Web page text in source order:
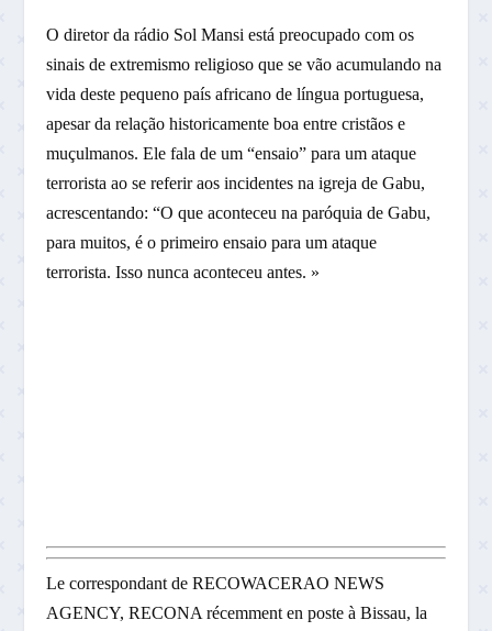
O diretor da rádio Sol Mansi está preocupado com os
sinais de extremismo religioso que se vão acumulando na
vida deste pequeno país africano de língua portuguesa,
apesar da relação historicamente boa entre cristãos e
muçulmanos. Ele fala de um “ensaio” para um ataque
terrorista ao se referir aos incidentes na igreja de Gabu,
acrescentando: “O que aconteceu na paróquia de Gabu,
para muitos, é o primeiro ensaio para um ataque
terrorista. Isso nunca aconteceu antes. »
Le correspondant de RECOWACERAO NEWS
AGENCY, RECONA récemment en poste à Bissau, la